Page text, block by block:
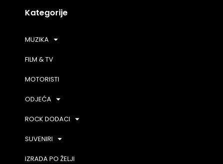
Kategorije
MUZIKA
FILM & TV
MOTORISTI
ODJEĆA
ROCK DODACI
SUVENIRI
IZRADA PO ŽELJI